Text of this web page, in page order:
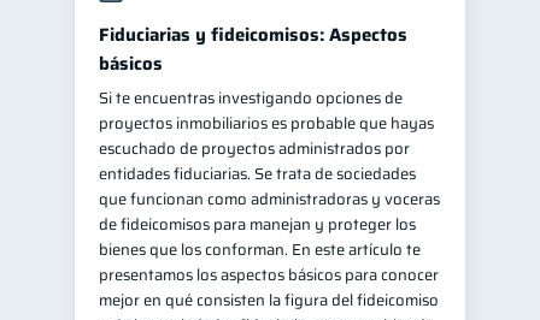
Fiduciarias y fideicomisos: Aspectos
básicos
Si te encuentras investigando opciones de
proyectos inmobiliarios es probable que hayas
escuchado de proyectos administrados por
entidades fiduciarias. Se trata de sociedades
que funcionan como administradoras y voceras
de fideicomisos para manejan y proteger los
bienes que los conforman. En este artículo te
presentamos los aspectos básicos para conocer
mejor en qué consisten la figura del fideicomiso